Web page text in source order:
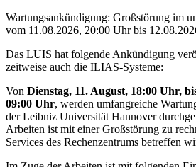
Wartungsankündigung: Großstörung im
vom 11.08.2026, 20:00 Uhr bis
Das LUIS hat folgende Ankündigung
zeitweise auch die ILIAS-Systeme:
Von Dienstag, 11. August, 18:00 Uhr,
09:00 Uhr, werden umfangreiche
der Leibniz Universität Hannover
Arbeiten ist mit einer Großstörung zu
Services des Rechenzentrums betreffen